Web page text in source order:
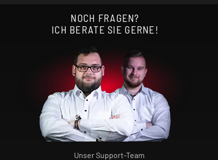
NOCH FRAGEN?
ICH BERATE SIE GERNE!
Unser Support-Team